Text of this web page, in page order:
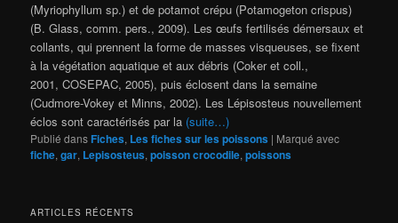
(Myriophyllum sp.) et de potamot crépu (Potamogeton crispus)
(B. Glass, comm. pers., 2009). Les œufs fertilisés démersaux et
collants, qui prennent la forme de masses visqueuses, se fixent
à la végétation aquatique et aux débris (Coker et coll.,
2001, COSEPAC, 2005), puis éclosent dans la semaine
(Cudmore-Vokey et Minns, 2002). Les Lépisosteus nouvellement
éclos sont caractérisés par la (suite…)
Publié dansFiches, Les fiches sur les poissons | Marqué avec
fiche,gar, Lepisosteus,poisson crocodile,poissons
ARTICLES RÉCENTS